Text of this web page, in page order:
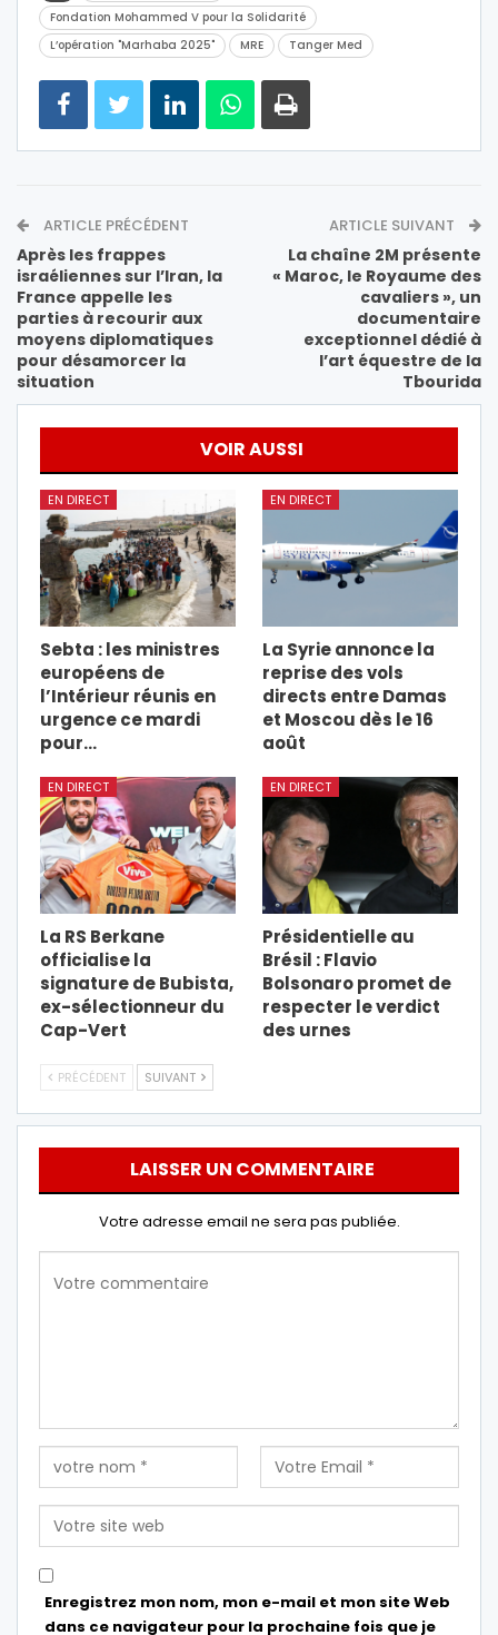
Fondation Mohammed V pour la Solidarité
L’opération "Marhaba 2025"
MRE Tanger Med
ARTICLE PRÉCÉDENT
Après les frappes
israéliennes sur l’Iran, la
France appelle les
parties à recourir aux
moyens diplomatiques
pour désamorcer la
situation
ARTICLE SUIVANT
La chaîne 2M présente
« Maroc, le Royaume des
cavaliers », un
documentaire
exceptionnel dédié à
l’art équestre de la
Tbourida
VOIR AUSSI
EN DIRECT
Sebta : les ministres
européens de
l’Intérieur réunis en
urgence ce mardi
pour…
EN DIRECT
La Syrie annonce la
reprise des vols
directs entre Damas
et Moscou dès le 16
août
EN DIRECT
La RS Berkane
officialise la
signature de Bubista,
ex-sélectionneur du
Cap-Vert
EN DIRECT
Présidentielle au
Brésil : Flavio
Bolsonaro promet de
respecter le verdict
des urnes
PRÉCÉDENT SUIVANT
LAISSER UN COMMENTAIRE
Votre adresse email ne sera pas publiée.
Enregistrez mon nom, mon e-mail et mon site Web
dans ce navigateur pour la prochaine fois que je